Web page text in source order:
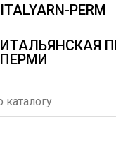
ITALYARN-PERM
ИТАЛЬЯНСКАЯ
ПЕРМИ